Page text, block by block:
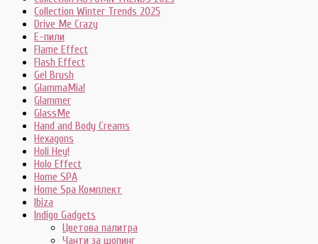
Collection Winter Trends 2025
Drive Me Crazy
E-пили
Flame Effect
Flash Effect
Gel Brush
GlammaMia!
Glammer
GlassMe
Hand and Body Creams
Hexagons
Holi Hey!
Holo Effect
Home SPA
Home Spa Комплект
Ibiza
Indigo Gadgets
Цветова палитра
Чанти за шопинг